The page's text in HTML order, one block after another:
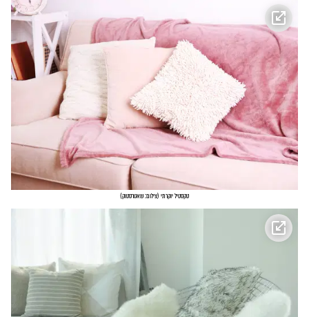
טקסטיל יוקרתי (צילום: שאטרסטוק)